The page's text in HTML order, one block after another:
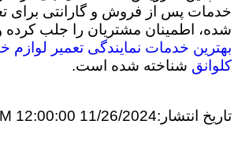
خدمات پس از فروش و گارانتی برای
شده، اطمینان مشتریان را جلب کرده
بهترین خدمات نمایندگی تعمیر لوازم
کلوانق شناخته شده است.
تاریخ انتشار:11/26/2024 12:00:00 AM